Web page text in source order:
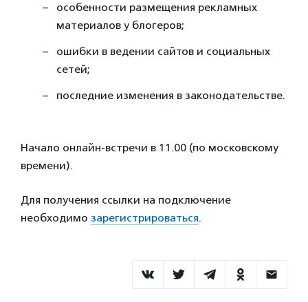
особенности размещения рекламных
материалов у блогеров;
ошибки в ведении сайтов и социальных
сетей;
последние изменения в законодательстве.
Начало онлайн-встречи в 11.00 (по московскому
времени).
Для получения ссылки на подключение
необходимо зарегистрироваться.